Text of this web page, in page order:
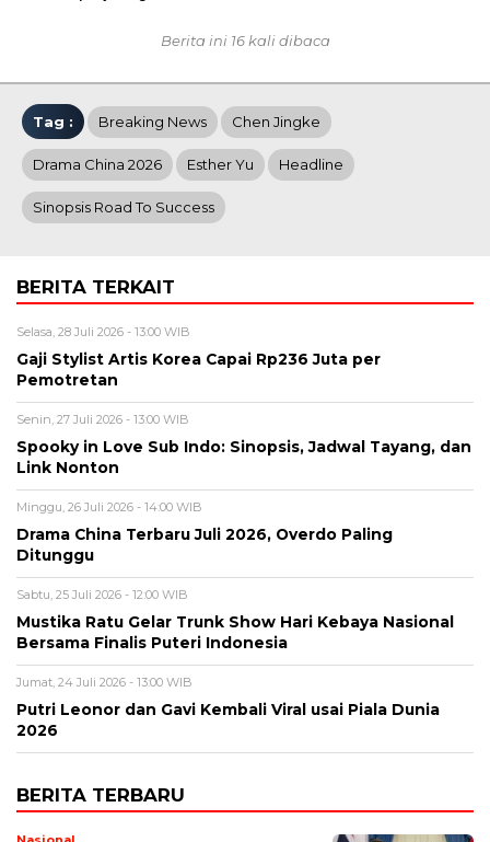
Berita ini 16 kali dibaca
Tag : Breaking News Chen Jingke
Drama China 2026 Esther Yu Headline
Sinopsis Road To Success
BERITA TERKAIT
Selasa, 28 Juli 2026 - 13:00 WIB
Gaji Stylist Artis Korea Capai Rp236 Juta per
Pemotretan
Senin, 27 Juli 2026 - 13:00 WIB
Spooky in Love Sub Indo: Sinopsis, Jadwal Tayang, dan
Link Nonton
Minggu, 26 Juli 2026 - 14:00 WIB
Drama China Terbaru Juli 2026, Overdo Paling
Ditunggu
Sabtu, 25 Juli 2026 - 12:00 WIB
Mustika Ratu Gelar Trunk Show Hari Kebaya Nasional
Bersama Finalis Puteri Indonesia
Jumat, 24 Juli 2026 - 13:00 WIB
Putri Leonor dan Gavi Kembali Viral usai Piala Dunia
2026
BERITA TERBARU